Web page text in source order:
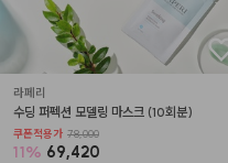
라페리
수딩 퍼펙션 모델링 마스크 (10회분)
쿠폰적용가 78,000
11% 69,420